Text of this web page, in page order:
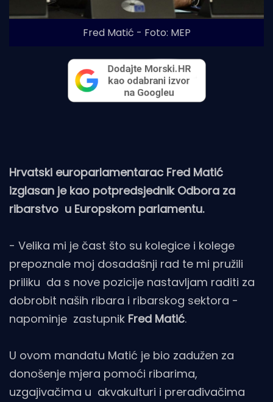
Fred Matić - Foto: MEP
Hrvatski europarlamentarac Fred Matić
izglasan je kao potpredsjednik Odbora za
ribarstvo u Europskom parlamentu.
- Velika mi je čast što su kolegice i kolege
prepoznale moj dosadašnji rad te mi pružili
priliku da s nove pozicije nastavljam raditi za
dobrobit naših ribara i ribarskog sektora -
napominje zastupnik Fred Matić.
U ovom mandatu Matić je bio zadužen za
donošenje mjera pomoći ribarima,
uzgajivačima u akvakulturi i prerađivačima